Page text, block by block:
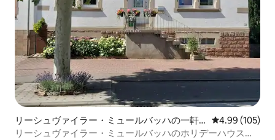
リーシュヴァイラー・ミュールバッハの一軒
家
レビュー105
4.99 (105)
リーシュヴァイラー・ミュールバッハのホリデーハウス、